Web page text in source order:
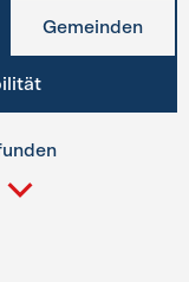
Gemeinden